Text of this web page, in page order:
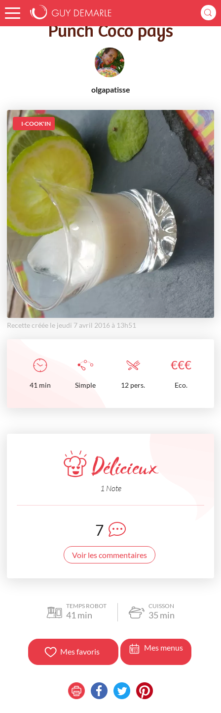
Accueil Recettes Punch Coco pays
Punch Coco pays
olgapatisse
I-COOK'IN
Recette créée le jeudi 7 avril 2016 à 13h51
€€€
41 min Simple 12 pers. Eco.
Délicieux
1 Note
7
Voir les commentaires
TEMPS ROBOT
41 min
CUISSON
35 min
Mes favoris Mes menus